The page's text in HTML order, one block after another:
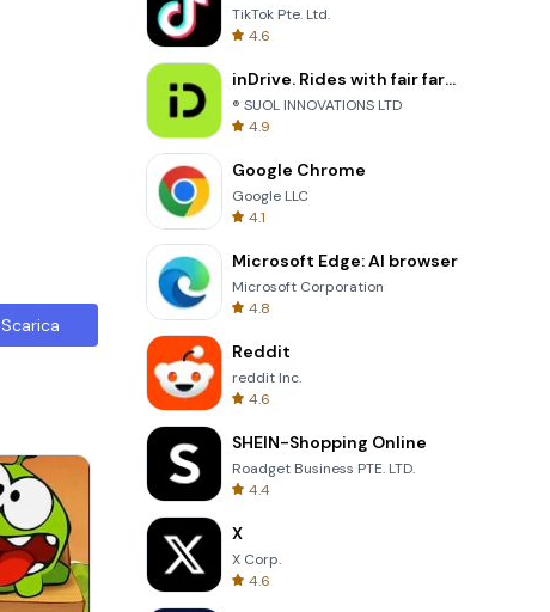
Scarica
TikTok Pte. Ltd.
4.6
inDrive. Rides with fair fares
® SUOL INNOVATIONS LTD
4.9
Google Chrome
Google LLC
4.1
Microsoft Edge: AI browser
Microsoft Corporation
4.8
Reddit
reddit Inc.
4.6
SHEIN-Shopping Online
Roadget Business PTE. LTD.
4.4
X
X Corp.
4.6